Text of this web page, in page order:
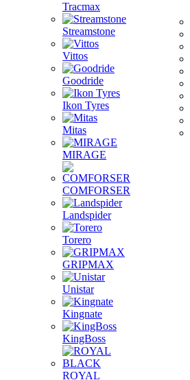
Tracmax
Streamstone
Vittos
Goodride
Ikon Tyres
Mitas
MIRAGE
COMFORSER
Landspider
Torero
GRIPMAX
Unistar
Kingnate
KingBoss
ROYAL